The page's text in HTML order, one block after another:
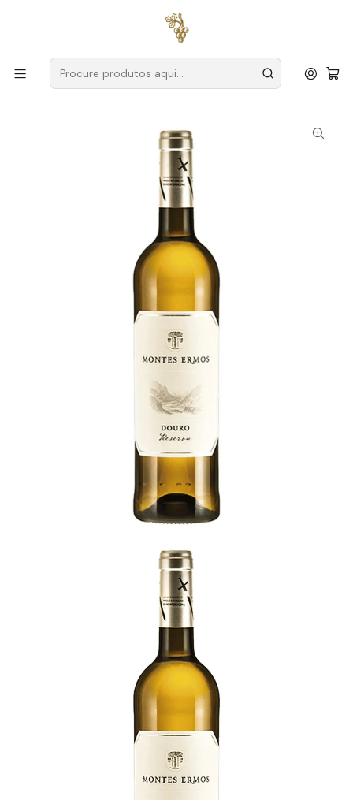
para encomendas a partir de
Produtores Douro
Montes Ermos
Montes Ermos Reserva Douro Branco 75cl